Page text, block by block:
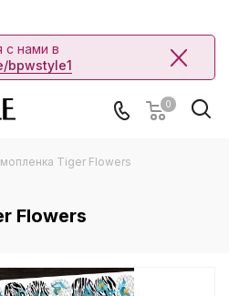
с нами в
bpwstyle1
0
Tiger Flowers
Flowers